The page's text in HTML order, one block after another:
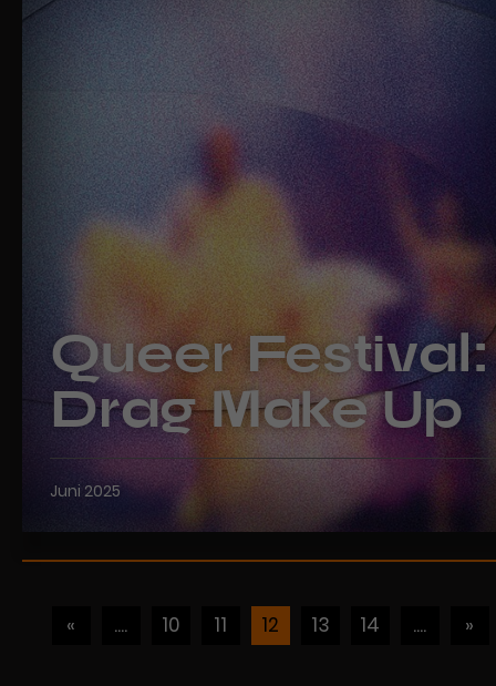
Queer Festival:
Drag Make Up
Juni 2025
« .... 10 11 12 13 14 .... »